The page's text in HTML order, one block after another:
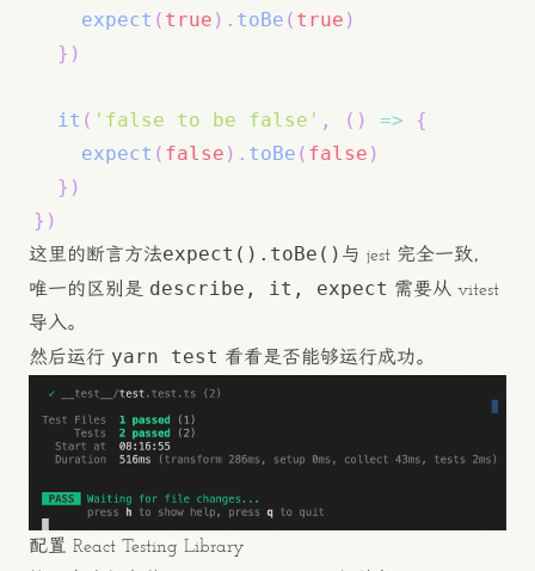
expect ( true ) . toBe ( true )
} )
it ( 'false to be false' , ( ) =>
{
expect ( false ) . toBe ( false )
} )
} )
这里的断言方法expect().toBe() 与 jest 完全一致，
唯一的区别是 describe, it, expect 需要从 vitest
导入。
然后运行 yarn test 看看是否能够运行成功。
配置 React Testing Library